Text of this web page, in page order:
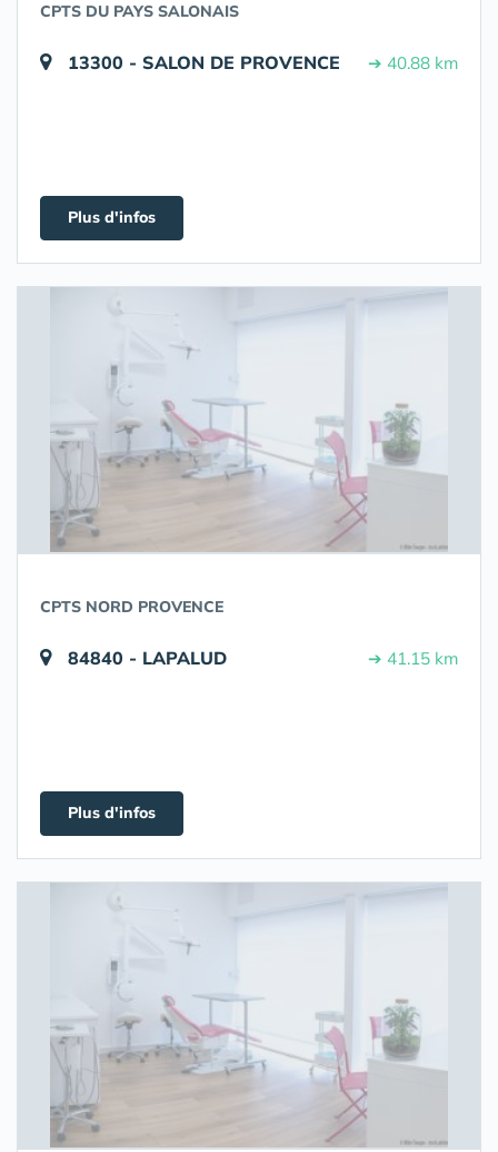
CPTS DU PAYS SALONAIS
13300 - SALON DE PROVENCE ➔ 40.88 km
Plus d'infos
CPTS NORD PROVENCE
84840 - LAPALUD ➔ 41.15 km
Plus d'infos